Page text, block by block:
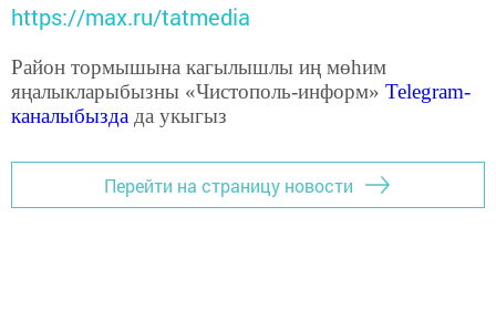
https://max.ru/tatmedia
Район тормышына кагылышлы иң мөһим
яңалыкларыбызны «Чистополь-информ» Telegram-
каналыбызда да укыгыз
Перейти на страницу новости